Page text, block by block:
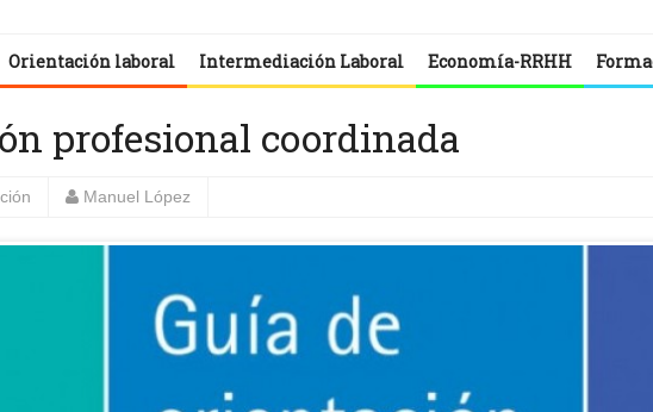
Orientación laboral Intermediación Laboral Economía-RRHH
profesional coordinada
Manuel López